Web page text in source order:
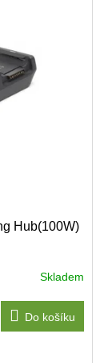
Hub(100W)
Skladem
Do košíku